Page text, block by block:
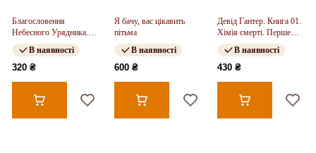
Благословення
Небесного Урядника.
Том 2
В наявності
320 ₴
Я бачу, вас цікавить
пітьма
В наявності
600 ₴
Девід Гантер. Книга 01.
Хімія смерті. Перше
розслідування
В наявності
430 ₴